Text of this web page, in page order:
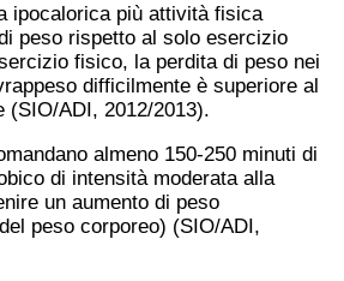
ipocalorica più attività fisica
peso rispetto al solo esercizio
fisico, la perdita di peso nei
difficilmente è superiore al
(SIO/ADI, 2012/2013).
almeno 150-250 minuti di
di intensità moderata alla
un aumento di peso
peso corporeo) (SIO/ADI,